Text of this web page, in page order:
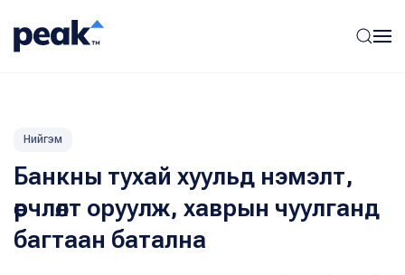
Нийгэм
Банкны тухай хуульд нэмэлт,
өөрчлөлт оруулж, хаврын чуулганд
багтаан батална